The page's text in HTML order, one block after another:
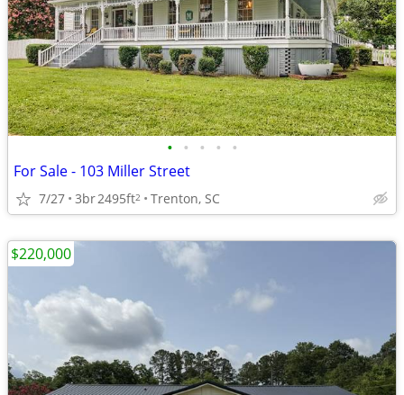
• • • • •
For Sale - 103 Miller Street
7/27 3br2495ft2 Trenton, SC
$220,000